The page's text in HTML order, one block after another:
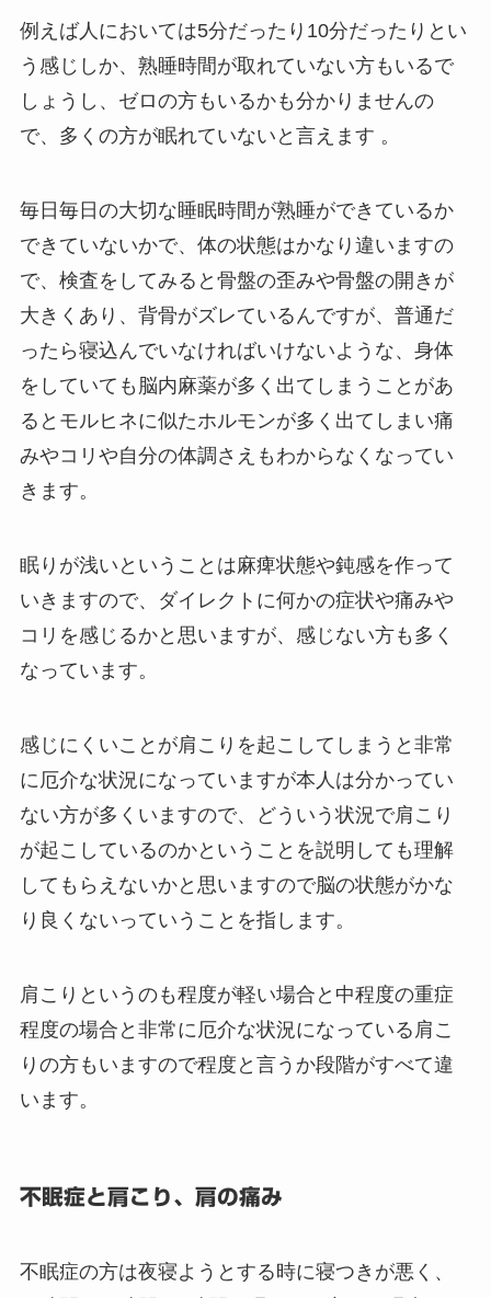
例えば人においては5分だったり10分だったりとい
う感じしか、熟睡時間が取れていない方もいるで
しょうし、ゼロの方もいるかも分かりませんの
で、多くの方が眠れていないと言えます 。
毎日毎日の大切な睡眠時間が熟睡ができているか
できていないかで、体の状態はかなり違いますの
で、検査をしてみると骨盤の歪みや骨盤の開きが
大きくあり、背骨がズレているんですが、普通だ
ったら寝込んでいなければいけないような、身体
をしていても脳内麻薬が多く出てしまうことがあ
るとモルヒネに似たホルモンが多く出てしまい痛
みやコリや自分の体調さえもわからなくなってい
きます。
眠りが浅いということは麻痺状態や鈍感を作って
いきますので、ダイレクトに何かの症状や痛みや
コリを感じるかと思いますが、感じない方も多く
なっています。
感じにくいことが肩こりを起こしてしまうと非常
に厄介な状況になっていますが本人は分かってい
ない方が多くいますので、どういう状況で肩こり
が起こしているのかということを説明しても理解
してもらえないかと思いますので脳の状態がかな
り良くないっていうことを指します。
肩こりというのも程度が軽い場合と中程度の重症
程度の場合と非常に厄介な状況になっている肩こ
りの方もいますので程度と言うか段階がすべて違
います。
不眠症と肩こり、肩の痛み
不眠症の方は夜寝ようとする時に寝つきが悪く、